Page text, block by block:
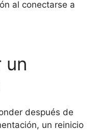
al conectarse a
un
después de
un reinicio